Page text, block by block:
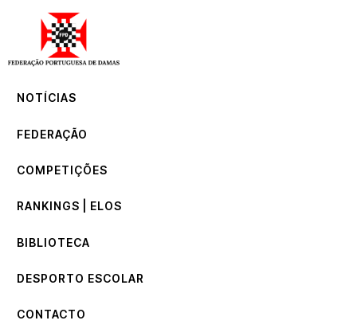
NOTÍCIAS
FEDERAÇÃO
COMPETIÇÕES
RANKINGS | ELOS
BIBLIOTECA
DESPORTO ESCOLAR
CONTACTO